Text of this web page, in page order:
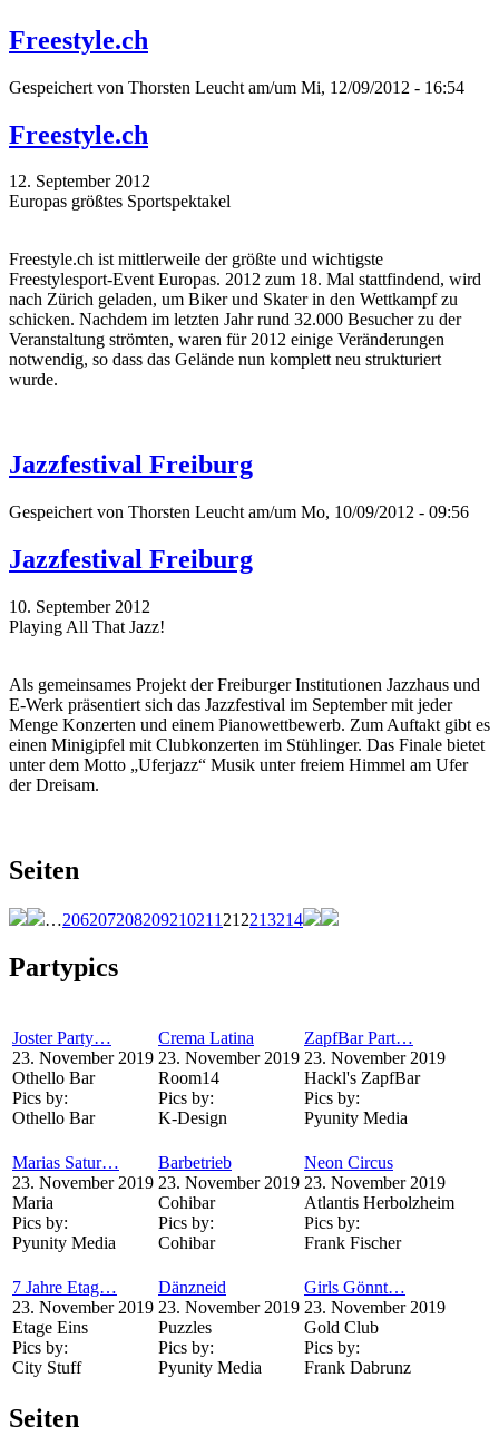
Freestyle.ch
Gespeichert von Thorsten Leucht am/um Mi, 12/09/2012 - 16:54
Freestyle.ch
12. September 2012
Europas größtes Sportspektakel
Freestyle.ch ist mittlerweile der größte und wichtigste
Freestylesport-Event Europas. 2012 zum 18. Mal stattfindend, wird
nach Zürich geladen, um Biker und Skater in den Wettkampf zu
schicken. Nachdem im letzten Jahr rund 32.000 Besucher zu der
Veranstaltung strömten, waren für 2012 einige Veränderungen
notwendig, so dass das Gelände nun komplett neu strukturiert
wurde.
Jazzfestival Freiburg
Gespeichert von Thorsten Leucht am/um Mo, 10/09/2012 - 09:56
Jazzfestival Freiburg
10. September 2012
Playing All That Jazz!
Als gemeinsames Projekt der Freiburger Institutionen Jazzhaus und
E-Werk präsentiert sich das Jazzfestival im September mit jeder
Menge Konzerten und einem Pianowettbewerb. Zum Auftakt gibt es
einen Minigipfel mit Clubkonzerten im Stühlinger. Das Finale bietet
unter dem Motto „Uferjazz“ Musik unter freiem Himmel am Ufer
der Dreisam.
Seiten
…206207208209210211 212213214
Partypics
Joster Party…
23. November 2019
Othello Bar
Pics by:
Othello Bar
Crema Latina
23. November 2019
Room14
Pics by:
K-Design
ZapfBar Part…
23. November 2019
Hackl's ZapfBar
Pics by:
Pyunity Media
Marias Satur…
23. November 2019
Maria
Pics by:
Pyunity Media
Barbetrieb
23. November 2019
Cohibar
Pics by:
Cohibar
Neon Circus
23. November 2019
Atlantis Herbolzheim
Pics by:
Frank Fischer
7 Jahre Etag…
23. November 2019
Etage Eins
Pics by:
City Stuff
Dänzneid
23. November 2019
Puzzles
Pics by:
Pyunity Media
Girls Gönnt…
23. November 2019
Gold Club
Pics by:
Frank Dabrunz
Seiten